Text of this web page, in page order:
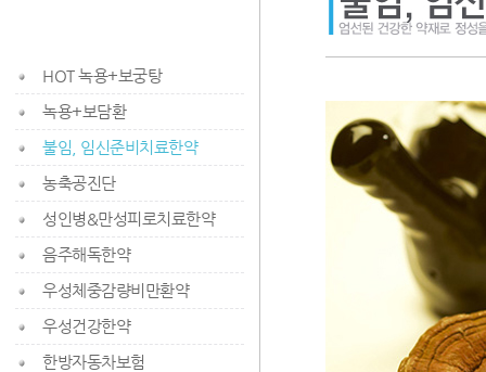
HOT 녹용+보궁탕
녹용+보담환
불임, 임신준비치료한약
농축공진단
성인병&만성피로치료한약
음주해독한약
우성체중감량비만환약
우성건강한약
한방자동차보험